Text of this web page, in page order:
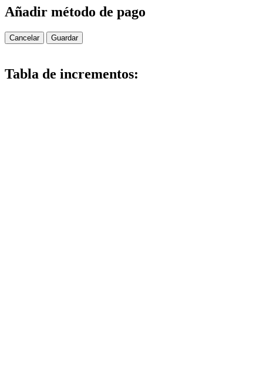
Añadir método de pago
Cancelar Guardar
Tabla de incrementos: